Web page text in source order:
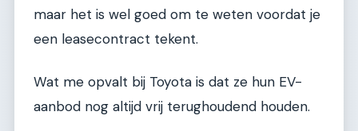
maar het is wel goed om te weten voordat je
een leasecontract tekent.
Wat me opvalt bij Toyota is dat ze hun EV-
aanbod nog altijd vrij terughoudend houden.